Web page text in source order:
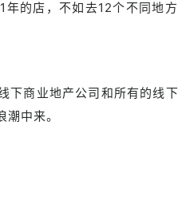
的店，不如去12个不同地
下商业地产公司和所有的线
中来。